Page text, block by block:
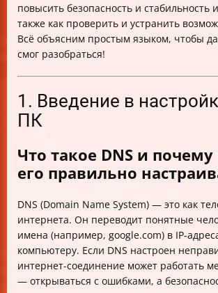
повысить безопасность и стабильность
также как проверить и устранить
Всё объясним простым языком, чтобы
смог разобраться!
1. Введение в
ПК
Что такое DNS и
его правильно
DNS (Domain Name System) — это как
интернета. Он переводит понятные
имена (например, google.com) в IP-
компьютеру. Если DNS настроен
интернет-соединение может работать
— открываться с ошибками, а